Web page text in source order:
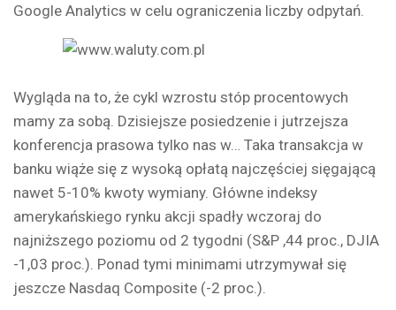
Google Analytics w celu ograniczenia liczby odpytań.
Wygląda na to, że cykl wzrostu stóp procentowych
mamy za sobą. Dzisiejsze posiedzenie i jutrzejsza
konferencja prasowa tylko nas w… Taka transakcja w
banku wiąże się z wysoką opłatą najczęściej sięgającą
nawet 5-10% kwoty wymiany. Główne indeksy
amerykańskiego rynku akcji spadły wczoraj do
najniższego poziomu od 2 tygodni (S&P ,44 proc., DJIA
-1,03 proc.). Ponad tymi minimami utrzymywał się
jeszcze Nasdaq Composite (-2 proc.).